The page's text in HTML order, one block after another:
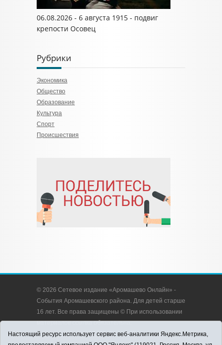
06.08.2026 - 6 августа 1915 - подвиг
крепости Осовец
Рубрики
Экономика
Общество
Образование
Культура
Спорт
Происшествия
© 2026 Сетевое издание «Аромашево Онлайн» -
События Аромашевского района. Для детей старше
16 лет. Все права защищены © При использовании
материалов ссылка обязательна.
Адрес редакции: 627350, Россия, Тюменская
Настоящий ресурс использует сервис веб-аналитики Яндекс.Метрика,